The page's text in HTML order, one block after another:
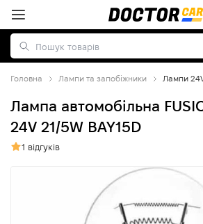
Головна Лампи та запобіжники Лампи
Лампа автомобільна
24V 21/5W BAY15D
1 відгуків